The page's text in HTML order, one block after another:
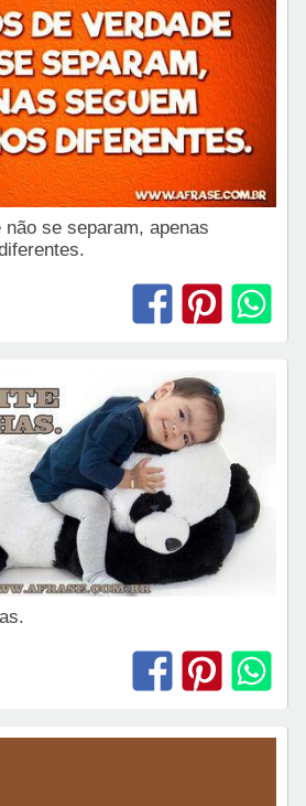
se separam, apenas